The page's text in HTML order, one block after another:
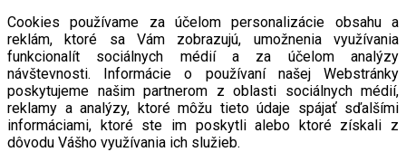
Cookies používame za účelom personalizácie obsahu a
reklám, ktoré sa Vám zobrazujú, umožnenia využívania
funkcionalít sociálnych médií a za účelom analýzy
návštevnosti. Informácie o používaní našej Webstránky
poskytujeme našim partnerom z oblasti sociálnych médií,
reklamy a analýzy, ktoré môžu tieto údaje spájať sďalšími
informáciami, ktoré ste im poskytli alebo ktoré získali z
dôvodu Vášho využívania ich služieb.